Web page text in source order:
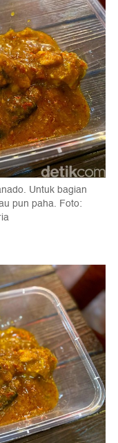
Untuk bagian
pun paha. Foto: